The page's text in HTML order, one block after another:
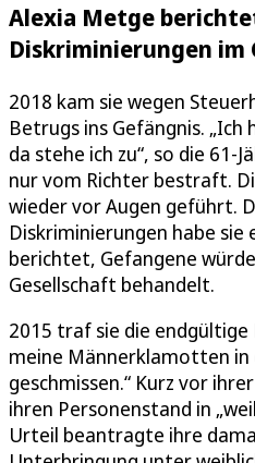
Alexia Metge
Diskriminierungen im
2018 kam sie wegen
Betrugs ins Gefängnis. „Ich
da stehe ich zu“, so die 61-
nur vom Richter bestraft.
wieder vor Augen geführt.
Diskriminierungen habe sie
berichtet, Gefangene
Gesellschaft behandelt.
2015 traf sie die endgültige
meine Männerklamotten in
geschmissen.“ Kurz vor
ihren Personenstand in
Urteil beantragte ihre